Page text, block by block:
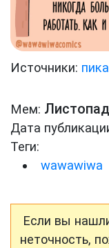
Мем: Листопад
Дата
Теги:
wawawiwa
Источники:
Если вы
неточность,